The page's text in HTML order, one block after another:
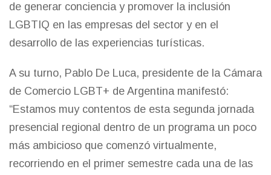
de generar conciencia y promover la inclusión
LGBTIQ en las empresas del sector y en el
desarrollo de las experiencias turísticas.
A su turno, Pablo De Luca, presidente de la Cámara
de Comercio LGBT+ de Argentina manifestó:
“Estamos muy contentos de esta segunda jornada
presencial regional dentro de un programa un poco
más ambicioso que comenzó virtualmente,
recorriendo en el primer semestre cada una de las